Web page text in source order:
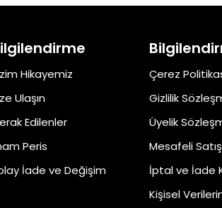
Hikayemiz
Ulaşın
Edilenler
Peris
İade ve Değişim
Çerez
Gizlilik
Üyelik
Mesafeli
İptal ve İade
Kişisel